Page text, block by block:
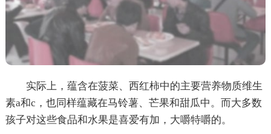
实际上，蕴含在菠菜、西红柿中的主要营养物质维生
素a和c，也同样蕴藏在马铃薯、芒果和甜瓜中。而大多数
孩子对这些食品和水果是喜爱有加，大嚼特嚼的。